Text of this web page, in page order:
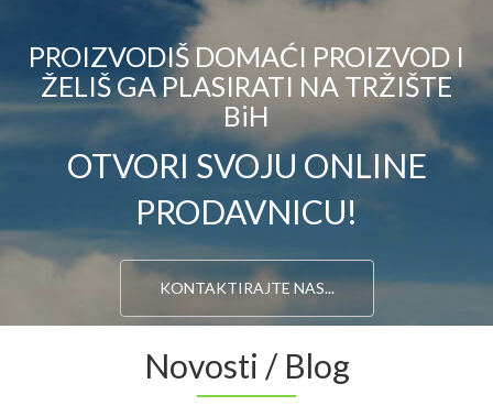
PROIZVODIŠ DOMAĆI PROIZVOD I
ŽELIŠ GA PLASIRATI NA TRŽIŠTE
BiH
OTVORI SVOJU ONLINE
PRODAVNICU!
KONTAKTIRAJTE NAS...
Novosti / Blog